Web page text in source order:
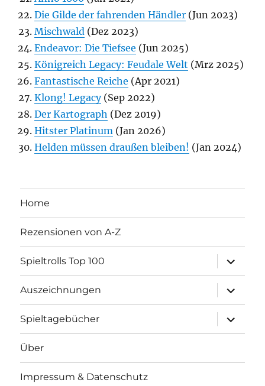
Die Gilde der fahrenden Händler (Jun 2023)
Mischwald (Dez 2023)
Endeavor: Die Tiefsee (Jun 2025)
Königreich Legacy: Feudale Welt (Mrz 2025)
Fantastische Reiche (Apr 2021)
Klong! Legacy(Sep 2022)
Der Kartograph (Dez 2019)
Hitster Platinum (Jan 2026)
Helden müssen draußen bleiben! (Jan 2024)
Home
Rezensionen von A-Z
Spieltrolls Top 100
öffnen
Auszeichnungen
öffnen
Spieltagebücher
öffnen
Über
Impressum & Datenschutz